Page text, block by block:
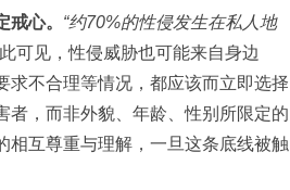
心。 “约70%的性侵发生在私人地
可见，性侵威胁也可能来自身边
求不合理等情况，都应该而立即选择
者，而非外貌、年龄、性别所限定的
相互尊重与理解，一旦这条底线被触